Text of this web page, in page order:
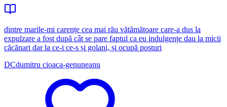
dintre marile-mi carențe cea mai rău vătămătoare care-a dus la
expulzare a fost după cât se pare faptul ca eu indulgențe dau la micii
căcănari dar la ce-i ce-s și golani, și ocupă posturi
DCdumitru cioaca-genuneanu